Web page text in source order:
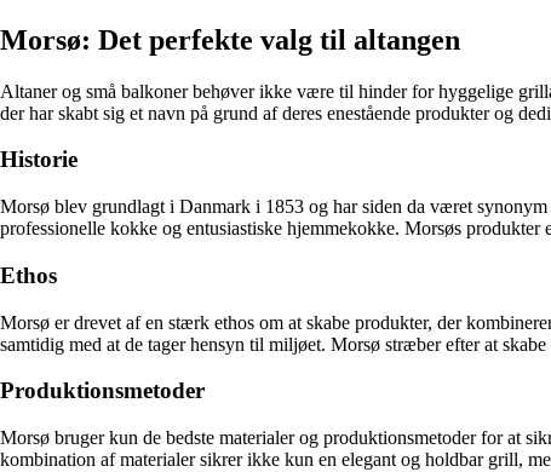
Morsø: Det perfekte valg til altangen
Altaner og små balkoner behøver ikke være til hinder for hyggelige
der har skabt sig et navn på grund af deres enestående produkter og
Historie
Morsø blev grundlagt i Danmark i 1853 og har siden da været
professionelle kokke og entusiastiske hjemmekokke. Morsøs
Ethos
Morsø er drevet af en stærk ethos om at skabe produkter, der
samtidig med at de tager hensyn til miljøet. Morsø stræber efter at
Produktionsmetoder
Morsø bruger kun de bedste materialer og produktionsmetoder for at
kombination af materialer sikrer ikke kun en elegant og holdbar grill,